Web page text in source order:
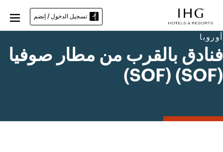
تسجيل الدخول / إنضم
أوروبا
فنادق بالقرب من مطار صوفيا
(SOF) (SOF)